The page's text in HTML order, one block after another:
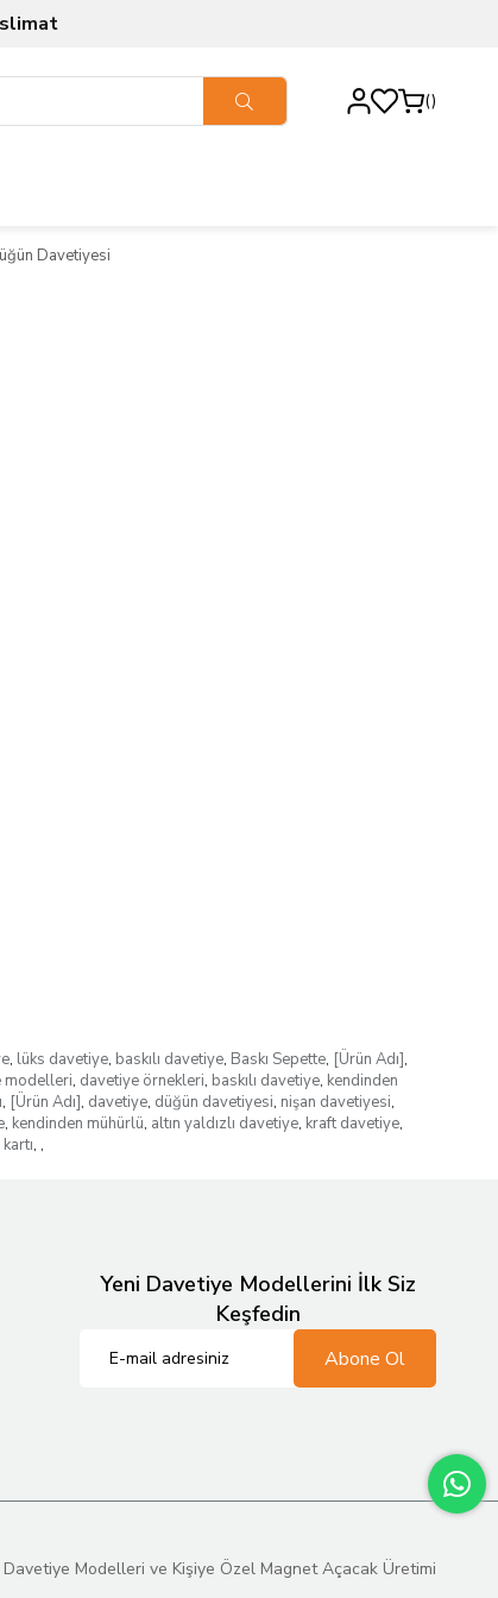
Davetiyesi
, lüks davetiye, baskılı davetiye, Baskı Sepette, [Ürün Adı],
modelleri, davetiye örnekleri, baskılı davetiye, kendinden
, [Ürün Adı], davetiye, düğün davetiyesi, nişan davetiyesi,
, kendinden mühürlü, altın yaldızlı davetiye, kraft davetiye,
, ,
Yeni Davetiye Modellerini İlk Siz
Keşfedin
Abone Ol
Davetiye Modelleri ve Kişiye Özel Magnet Açacak Üretimi